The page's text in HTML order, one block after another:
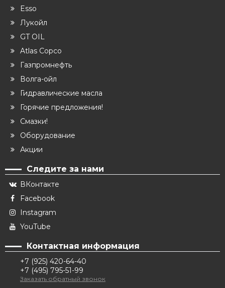
Esso
Лукойл
GT OIL
Atlas Copco
Газпромнефть
Волга-ойл
Гидравлические масла
Горячие предложения!
Смазки!
Оборудование
Акции
Следите за нами
ВКонтакте
Facebook
Instagram
YouTube
Контактная информация
+7 (925) 420-64-40
+7 (495) 795-51-99
Заказать обратный звонок